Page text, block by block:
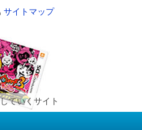
サイトマップ
ていくサイト